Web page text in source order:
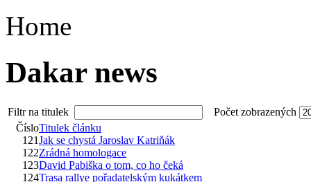
Home
Dakar news
Filtr na titulek
Počet zobrazených
ČísloTitulek článku
121Jak se chystá Jaroslav Katriňák
122Zrádná homologace
123David Pabiška o tom, co ho čeká
124Trasa rallye pořadatelským kukátkem